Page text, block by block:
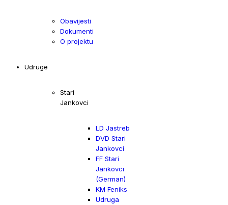
Obavijesti
Dokumenti
O projektu
Udruge
Stari
Jankovci
LD Jastreb
DVD Stari
Jankovci
FF Stari
Jankovci
(German)
KM Feniks
Udruga